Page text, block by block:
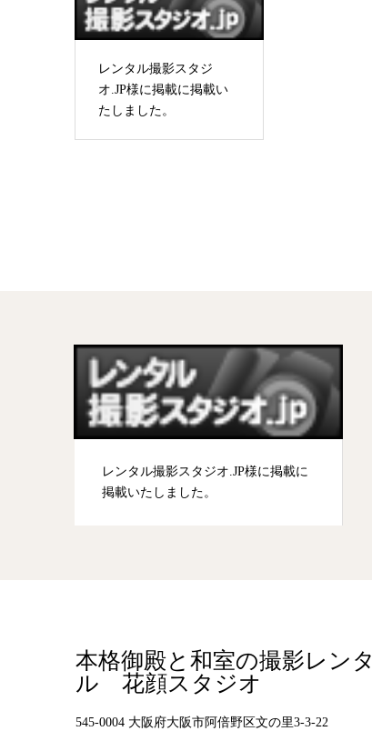
レンタル撮影スタジ
オ.JP様に掲載に掲載い
たしました。
レンタル撮影スタジオ.JP様に掲載に
掲載いたしました。
本格御殿と和室の撮影レンタ
ル 花顔スタジオ
545-0004 大阪府大阪市阿倍野区文の里3-3-22